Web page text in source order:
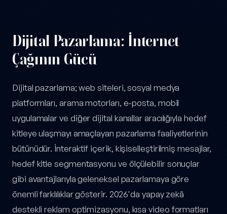
Dijital Pazarlama: İnternet
Çağının Gücü
Dijital pazarlama; web siteleri, sosyal medya
platformları, arama motorları, e-posta, mobil
uygulamalar ve diğer dijital kanallar aracılığıyla hedef
kitleye ulaşmayı amaçlayan pazarlama faaliyetlerinin
bütünüdür. İnteraktif içerik, kişiselleştirilmiş mesajlar,
hedef kitle segmentasyonu ve ölçülebilir sonuçlar
gibi avantajlarıyla geleneksel pazarlamaya göre
önemli farklılıklar gösterir. 2026'da yapay zekâ
destekli reklam optimizasyonu, kısa video formatları